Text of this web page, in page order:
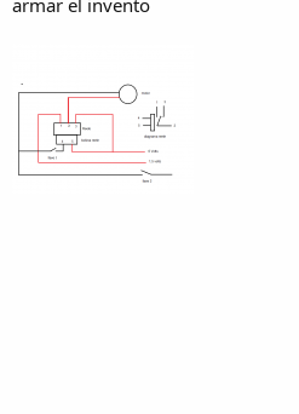
armar el invento